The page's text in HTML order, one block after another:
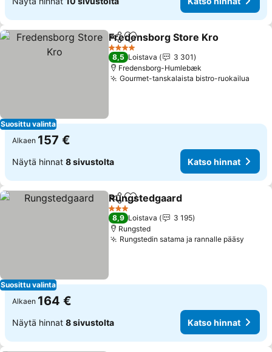
Suosittu valinta
Jaa Lisää suosikkeihin
Fredensborg Store Kro
4 Tähtiluokitus
8,5 Loistava
3 301
Fredensborg-Humlebæk
Gourmet-tanskalaista bistro-ruokailua
Alkaen 157 €
Näytä hinnat 8 sivustolta Katso hinnat
Suosittu valinta
Jaa Lisää suosikkeihin
Rungstedgaard
3 Tähtiluokitus
8,9 Loistava
3 195
Rungsted
Rungstedin satama ja rannalle pääsy
Alkaen 164 €
Näytä hinnat 8 sivustolta Katso hinnat